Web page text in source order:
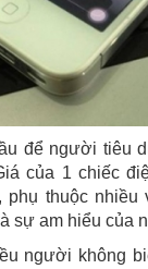
để người tiêu
của 1 chiếc
phụ thuộc nhiều
sự am hiểu của
người không